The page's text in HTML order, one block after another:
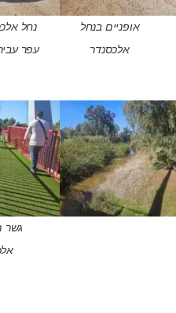
אופניים בנחל
אלכסנדר
נחל
עפר
גשר